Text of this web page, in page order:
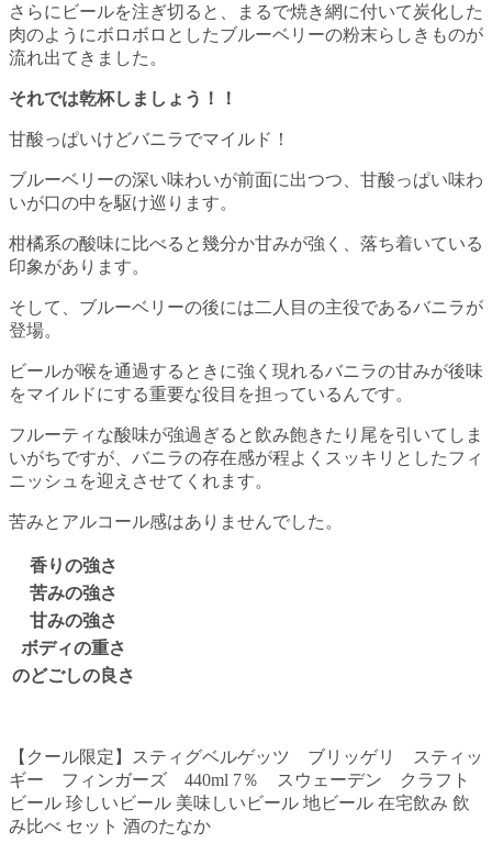
さらにビールを注ぎ切ると、まるで焼き網に付いて炭化した
肉のようにボロボロとしたブルーベリーの粉末らしきものが
流れ出てきました。
それでは乾杯しましょう！！
甘酸っぱいけどバニラでマイルド！
ブルーベリーの深い味わいが前面に出つつ、甘酸っぱい味わ
いが口の中を駆け巡ります。
柑橘系の酸味に比べると幾分か甘みが強く、落ち着いている
印象があります。
そして、ブルーベリーの後には二人目の主役であるバニラが
登場。
ビールが喉を通過するときに強く現れるバニラの甘みが後味
をマイルドにする重要な役目を担っているんです。
フルーティな酸味が強過ぎると飲み飽きたり尾を引いてしま
いがちですが、バニラの存在感が程よくスッキリとしたフィ
ニッシュを迎えさせてくれます。
苦みとアルコール感はありませんでした。
香りの強さ
苦みの強さ
甘みの強さ
ボディの重さ
のどごしの良さ
【クール限定】スティグベルゲッツ ブリッゲリ スティッ
ギー フィンガーズ 440ml 7％ スウェーデン クラフト
ビール 珍しいビール 美味しいビール 地ビール 在宅飲み 飲
み比べ セット 酒のたなか